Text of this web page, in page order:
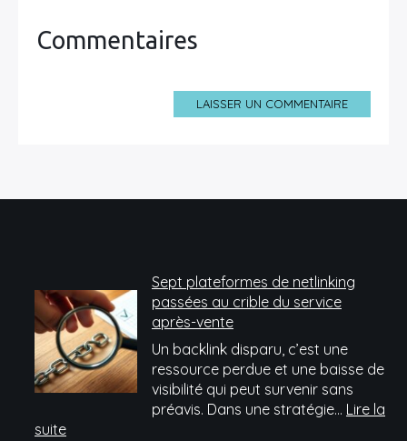
Commentaires
LAISSER UN COMMENTAIRE
Sept plateformes de netlinking
passées au crible du service
après-vente
Un backlink disparu, c’est une
ressource perdue et une baisse de
visibilité qui peut survenir sans
préavis. Dans une stratégie… Lire la
suite: